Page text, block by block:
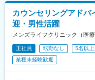
カウンセリングアドバ
迎・男性活躍
メンズライフクリニック（医
正社員 転勤なし 5名以
業種未経験歓迎